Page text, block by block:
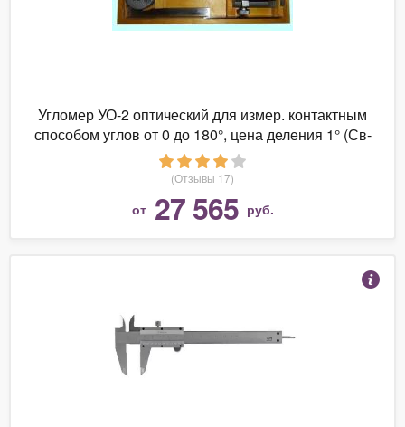
Угломер УО-2 оптический для измер. контактным
способом углов от 0 до 180°, цена деления 1° (Св-
во о поверке от 06.2016) (шт)
(Отзывы 17)
от 27 565 руб.